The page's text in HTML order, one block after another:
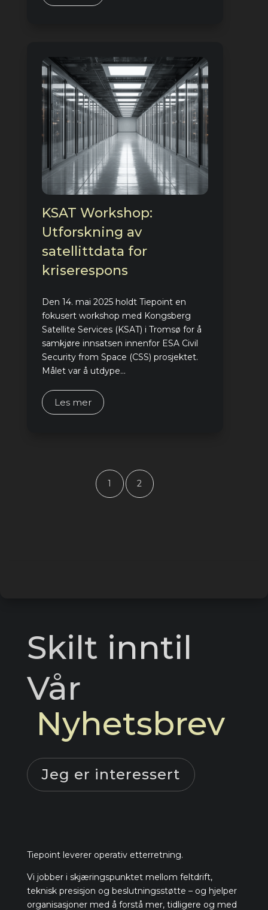
KSAT Workshop:
Utforskning av
satellittdata for
kriserespons
Den 14. mai 2025 holdt Tiepoint en
fokusert workshop med Kongsberg
Satellite Services (KSAT) i Tromsø for å
samkjøre innsatsen innenfor ESA Civil
Security from Space (CSS) prosjektet.
Målet var å utdype...
Les mer
1 2
Skilt inntil
Vår
Nyhetsbrev
Jeg er interessert
Tiepoint leverer operativ etterretning.
Vi jobber i skjæringspunktet mellom feltdrift,
teknisk presisjon og beslutningsstøtte – og hjelper
organisasjoner med å forstå mer, tidligere og med